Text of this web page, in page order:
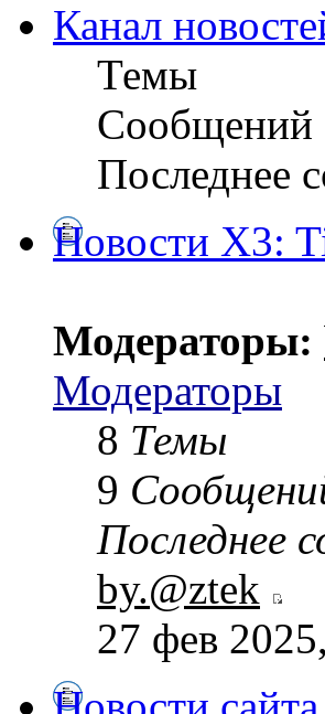
Канал
Темы
Сообщений
Последнее
Новости X3:
Модераторы:
Модераторы
8 Темы
9
Последнее
by.@ztek
27 фев